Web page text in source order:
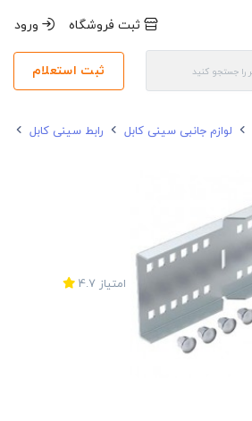
ثبت فروشگاه ورود
ثبت استعلام
لوازم جانبی سینی کابل رابط سینی کابل
امتیاز 4.7